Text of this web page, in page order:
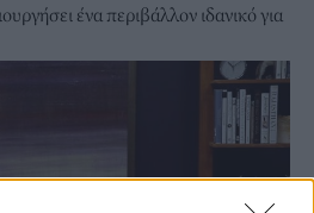
ένα περιβάλλον ιδανικό για